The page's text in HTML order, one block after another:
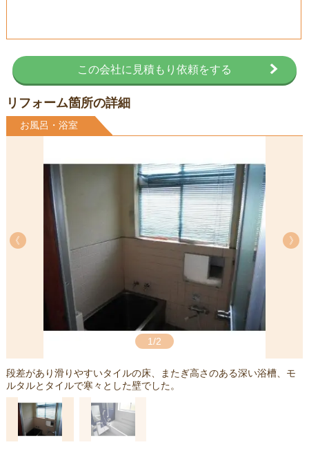
この会社に見積もり依頼をする
リフォーム箇所の詳細
お風呂・浴室
1/2
《
《
段差があり滑りやすいタイルの床、またぎ高さのある深い浴槽、モ
ルタルとタイルで寒々とした壁でした。